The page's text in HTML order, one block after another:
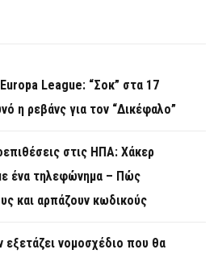
League: “Σοκ” στα 17
η ρεβάνς για τον “Δικέφαλο”
στις ΗΠΑ: Χάκερ
ένα τηλεφώνημα – Πώς
και αρπάζουν κωδικούς
εξετάζει νομοσχέδιο που θα